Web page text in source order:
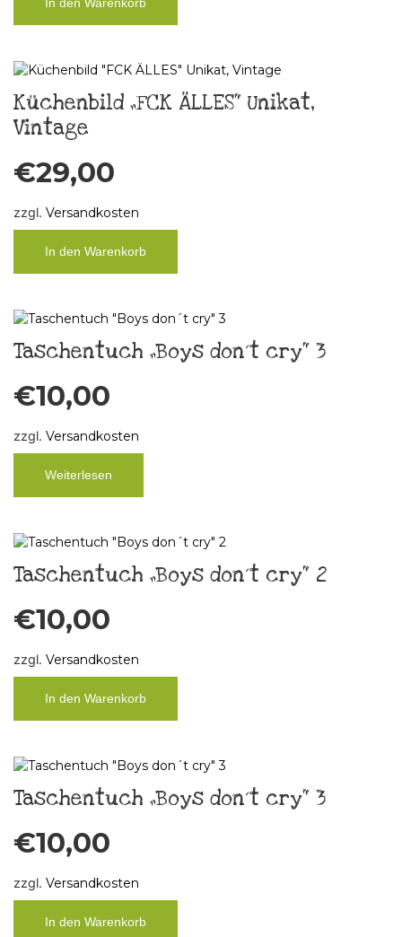
Küchenbild „FCK ÄLLES“ Unikat,
Vintage
€29,00
zzgl. Versandkosten
In den Warenkorb
Taschentuch „Boys don´t cry“ 3
€10,00
zzgl. Versandkosten
Weiterlesen
Taschentuch „Boys don´t cry“ 2
€10,00
zzgl. Versandkosten
In den Warenkorb
Taschentuch „Boys don´t cry“ 3
€10,00
zzgl. Versandkosten
In den Warenkorb